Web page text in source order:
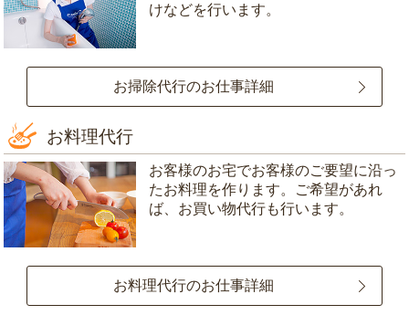
けなどを行います。
お掃除代行のお仕事詳細
お料理代行
お客様のお宅でお客様のご要望に沿っ
たお料理を作ります。ご希望があれ
ば、お買い物代行も行います。
お料理代行のお仕事詳細